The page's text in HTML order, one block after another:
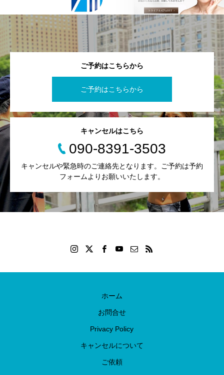
ご予約はこちらから
ご予約はこちらから
キャンセルはこちら
090-8391-3503
キャンセルや緊急時のご連絡先となります。ご予約は予約
フォームよりお願いいたします。
ホーム
お問合せ
Privacy Policy
キャンセルについて
ご依頼